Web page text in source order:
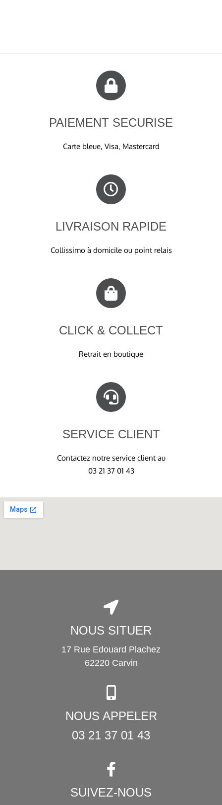
PAIEMENT SECURISE
Carte bleue, Visa, Mastercard
LIVRAISON RAPIDE
Collissimo à domicile ou point relais
CLICK & COLLECT
Retrait en boutique
SERVICE CLIENT
Contactez notre service client au
03 21 37 01 43
NOUS SITUER
17 Rue Edouard Plachez
62220 Carvin
NOUS APPELER
03 21 37 01 43
SUIVEZ-NOUS